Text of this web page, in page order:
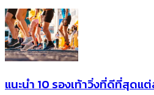
แนะนำ 10 รองเท้าวิ่งที่ดีที่สุดแ